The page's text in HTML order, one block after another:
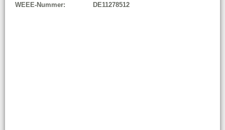
WEEE-Nummer:
DE11278512